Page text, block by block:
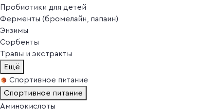
Пробиотики для детей
Ферменты (бромелайн, папаин)
Энзимы
Сорбенты
Травы и экстракты
Ещё
Спортивное питание
Спортивное питание
Аминокислоты